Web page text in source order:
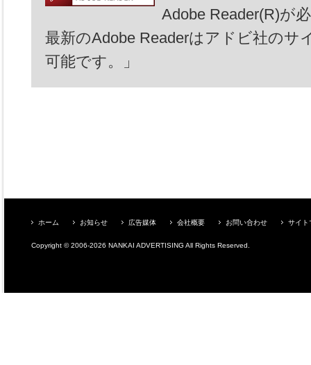
Adobe Reader(R)が
最新のAdobe Readerはアドビ社のサ
可能です。」
ホーム お知らせ 広告媒体 会社概要 お問い合わせ サイト
Copyright © 2006-2026 NANKAI ADVERTISING All Rights Reserved.